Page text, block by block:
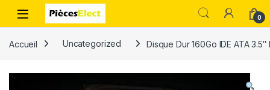
0
Accueil Uncategorized Disque Dur 160Go IDE ATA